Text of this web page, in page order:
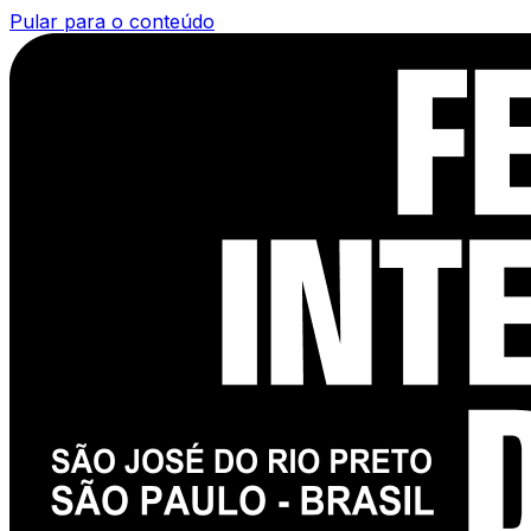
Pular para o conteúdo